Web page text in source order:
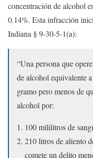
concentración de alcohol
0.14%. Esta infracción
Indiana § 9-30-5-1(a):
“Una persona que
de alcohol equivalente
gramo pero menos de
alcohol por:
100 mililitros de
210 litros de aliento
comete un delito